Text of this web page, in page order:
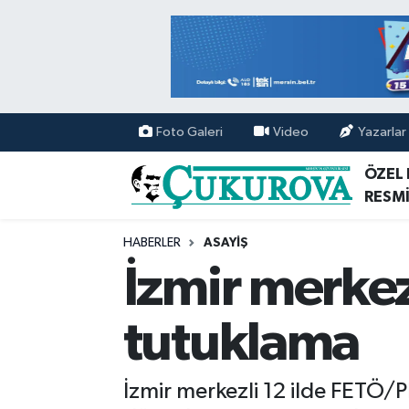
Foto Galeri Video Yazarlar
ÖZEL
HABERLER ASAYİŞ
İzmir
tutuklama
İzmir merkezli 12 ilde
Mersin Nöbetçi Eczaneler
Mersin Hava Durumu
Mersin Namaz Vakitleri
Mersin Trafik Yoğunluk Haritası
Süper Lig Puan Durumu ve Fikstür
Tüm Manşetler
Son Dakika Haberleri
Haber Arşivi